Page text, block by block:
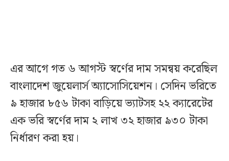
এর আগে গত ৬ আগস্ট স্বর্ণের দাম সমন্বয় করেছিল
বাংলাদেশ জুয়েলার্স অ্যাসোসিয়েশন। সেদিন ভরিতে
৯ হাজার ৮৫৬ টাকা বাড়িয়ে ভ্যাটসহ ২২ ক্যারেটের
এক ভরি স্বর্ণের দাম ২ লাখ ৩২ হাজার ৯৩০ টাকা
নির্ধারণ করা হয়।